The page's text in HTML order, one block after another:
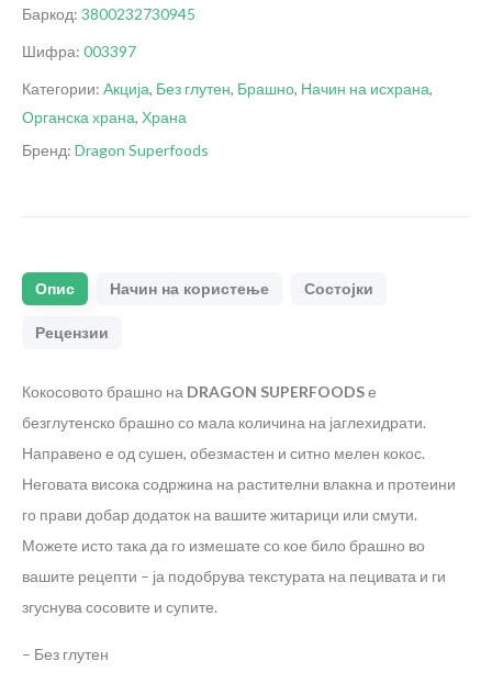
Баркод: 3800232730945
Шифра: 003397
Категории: Акција, Без глутен, Брашно, Начин на исхрана,
Органска храна, Храна
Бренд: Dragon Superfoods
Опис Начин на користење Состојки
Рецензии
Кокосовото брашно на DRAGON SUPERFOODSе
безглутенско брашно со мала количина на јаглехидрати.
Направено е од сушен, обезмастен и ситно мелен кокос.
Неговата висока содржина на растителни влакна и протеини
го прави добар додаток на вашите житарици или смути.
Можете исто така да го измешате со кое било брашно во
вашите рецепти – ја подобрува текстурата на пецивата и ги
згуснува сосовите и супите.
– Без глутен